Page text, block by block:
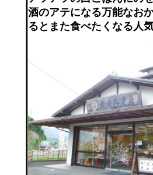
酒のアテになる万能なお
るとまた食べたくなる人